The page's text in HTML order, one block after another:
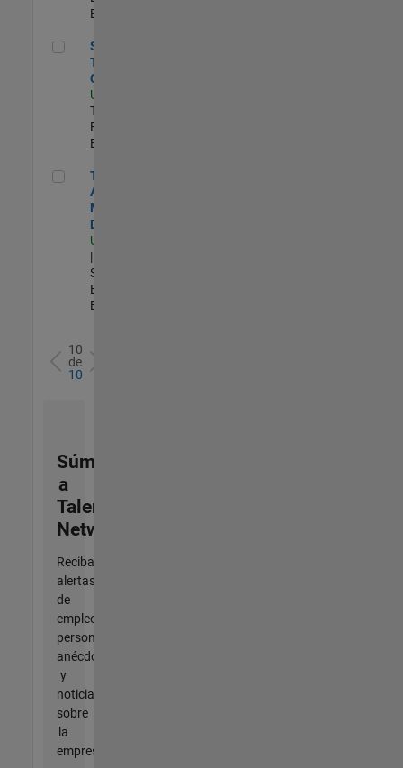
Experimentado
Senior Technical Consultant
Senior
Technical
Consultant
US-MI-Novi
Technical Sales
Engineering |
Experimentado
Technical Account Manager - Defense
Technical
Account
Manager -
Defense
US-OH-Dayton
| Technical
Sales
Engineering |
Experimentado
10
de
10
Súmese
a
Talent
Network
Reciba
alertas
de
empleo
personalizadas,
anécdotas
y
noticias
sobre
la
empresa.